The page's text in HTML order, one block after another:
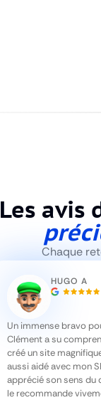
Les avis
Chaque
HUGO A
Un immense bravo
Clément a su
créé un site
aussi aidé avec mon
apprécié son sens du
le recommande